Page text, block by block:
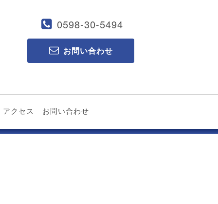
0598-30-5494
お問い合わせ
アクセス お問い合わせ